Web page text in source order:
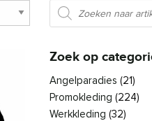
Producten zoeken
Zoek op
Angelparadies (21)
Promokleding (224)
Werkkleding (32)